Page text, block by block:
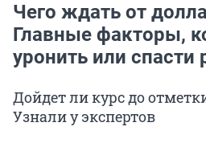
Чего ждать от
Главные факторы,
уронить или спасти
Дойдет ли курс до
Узнали у экспертов